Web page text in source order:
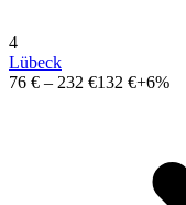
4
Lübeck
76 € – 232 €132 €+6%